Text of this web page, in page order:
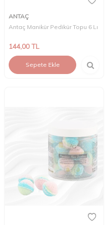
ANTAÇ
Antaç Manikür Pedikür Topu 6 Lı
144,00TL
Sepete Ekle